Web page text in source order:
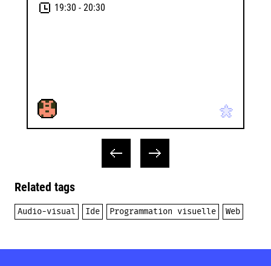
19:30 - 20:30
Related tags
Audio-visual Ide Programmation visuelle Web